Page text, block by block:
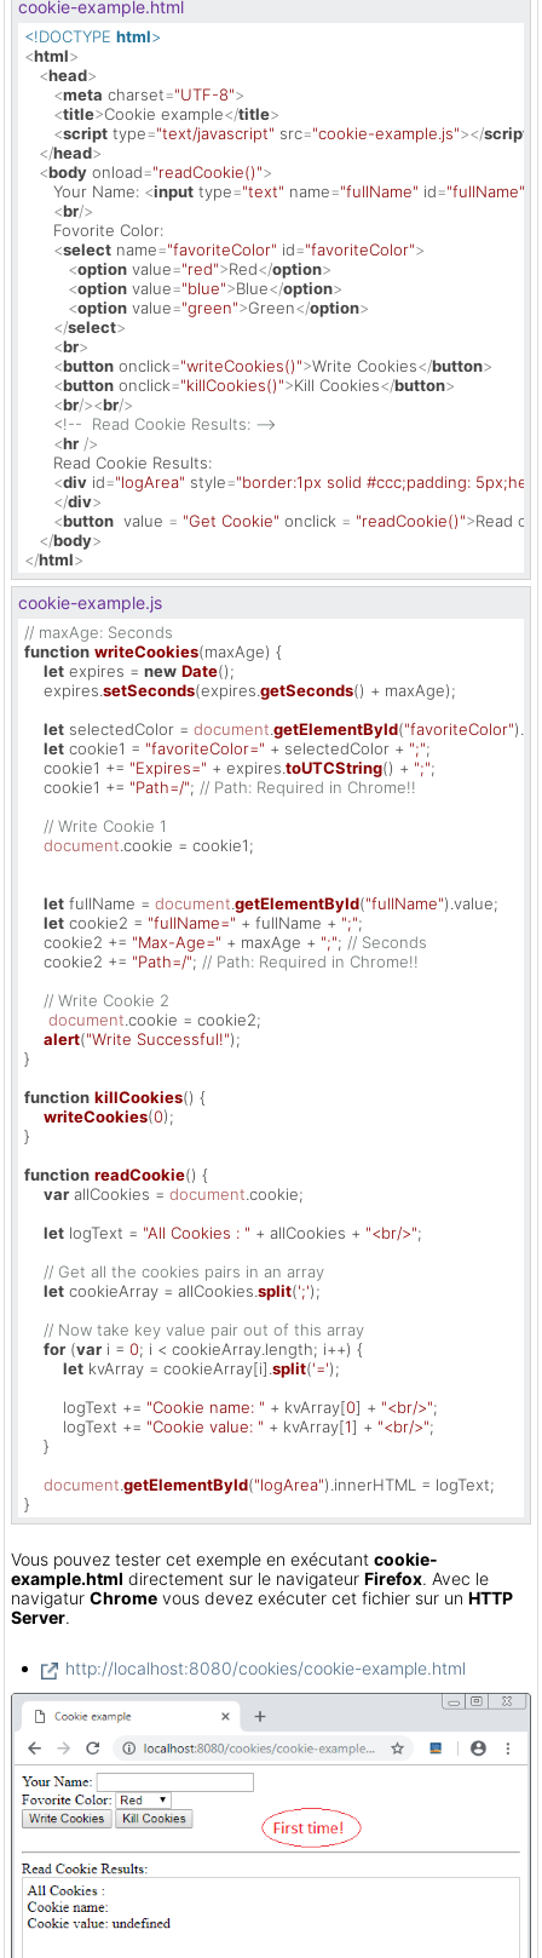
cookie-example.html
<!DOCTYPE html>
<html>
<head>
<meta charset="UTF-8">
<title>Cookie example</title>
<script type="text/javascript" src="cookie-example.js"></script
</head>
<body onload="readCookie()">
      Your Name:
<input type="text" name="fullName" id="fullName"
<br/>
      Fovorite Color:
<select name="favoriteColor" id="favoriteColor">
<option value="red">Red</option>
<option value="blue">Blue</option>
<option value="green">Green</option>
</select>
<br>
<button onclick="writeCookies()">Write Cookies</button>
<button onclick="killCookies()">Kill Cookies</button>
<br/><br/>
<!--  Read Cookie Results: -->
<hr />
      Read Cookie Results:
<div id="logArea" style="border:1px solid #ccc;padding:
</div>
<button value = "Get Cookie" onclick = "readCookie()">Read
</body>
</html>
cookie-example.js
// maxAge: Seconds
function writeCookies(maxAge) {
let expires = new Date();
    expires.
setSeconds(expires. getSeconds() + maxAge);
let selectedColor = document getElementById("favoriteColor").
let cookie1 = "favoriteColor=" + selectedColor + ";";
    cookie1 +=
"Expires=" + expires. toUTCString() + ";";
    cookie1 +=
"Path=/"; // Path: Required in Chrome!!
// Write Cookie 1
document cookie = cookie1;
let fullName = document getElementById("fullName"). value;
let cookie2 = "fullName=" + fullName + ";";
    cookie2 +=
"Max-Age=" + maxAge + ";"; // Seconds
    cookie2 +=
"Path=/"; // Path: Required in Chrome!!
// Write Cookie 2
document cookie = cookie2;
alert("Write Successful!");
}
function killCookies() {
writeCookies(0);
}
function readCookie() {
var allCookies = document cookie;
let logText = "All Cookies : " + allCookies + "<br/>";
// Get all the cookies pairs in an array
let cookieArray = allCookies. split(';');
// Now take key value pair out of this array
for (var i = 0; i < cookieArray. length; i++) {
let kvArray = cookieArray[i]. split('=');
        logText +=
"Cookie name: " + kvArray[0] + "<br/>";
        logText +=
"Cookie value: " + kvArray[1] + "<br/>";
    }
document getElementById("logArea"). innerHTML
= logText;
}
Vous pouvez tester cet exemple en exécutant cookie-
example.html directement sur le navigateur Firefox. Avec le
navigatur Chrome vous devez exécuter cet fichier sur un HTTP
Server.
http://localhost:8080/cookies/cookie-example.html